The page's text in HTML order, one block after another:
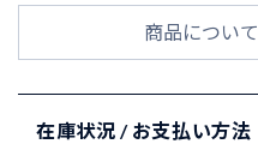
商品につい
在庫状況 / お支払い方法